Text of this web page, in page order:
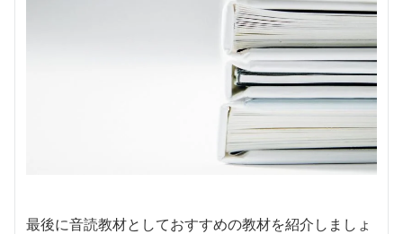
最後に音読教材としておすすめの教材を紹介しましょ